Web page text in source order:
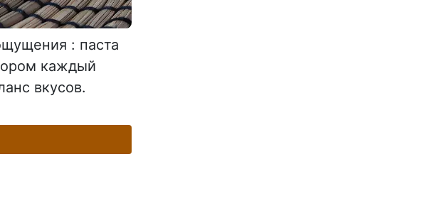
: паста
каждый
вкусов.